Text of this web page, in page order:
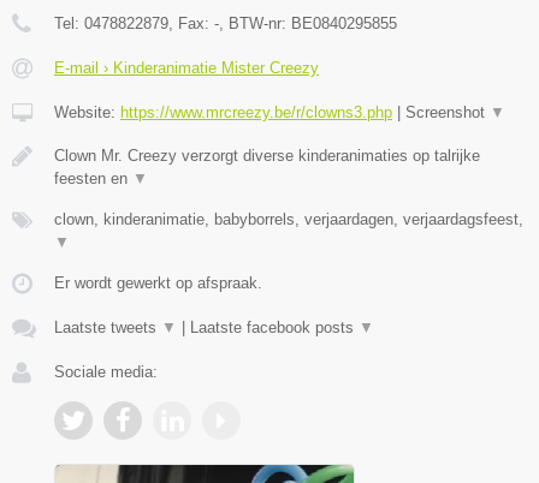
Tel: 0478822879, Fax: -, BTW-nr: BE0840295855
E-mail › Kinderanimatie Mister Creezy
Website: https://www.mrcreezy.be/r/clowns3.php Screenshot ▼
Clown Mr. Creezy verzorgt diverse kinderanimaties op talrijke
feesten en ▼
clown, kinderanimatie, babyborrels, verjaardagen, verjaardagsfeest,
▼
Er wordt gewerkt op afspraak.
Laatste tweets ▼ Laatste facebook posts ▼
Sociale media: